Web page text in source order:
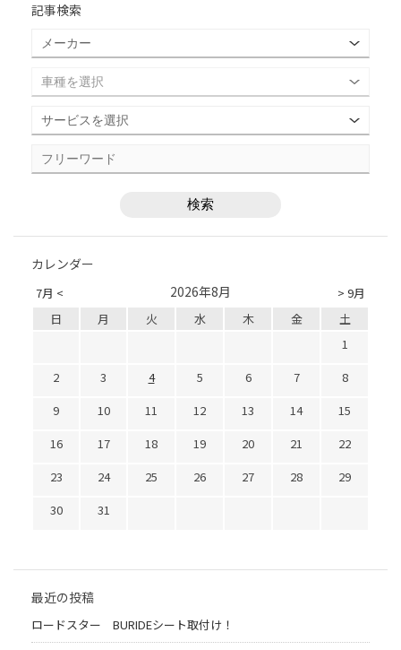
記事検索
カレンダー
7月 < > 9月
2026年8月
日 月 火 水 木 金
土
1
2
3 4 5 6 7
8
9
10 11 12 13 14
15
16
17 18 19 20 21
22
23
24 25 26 27 28
29
30
31
最近の投稿
ロードスター BURIDEシート取付け！